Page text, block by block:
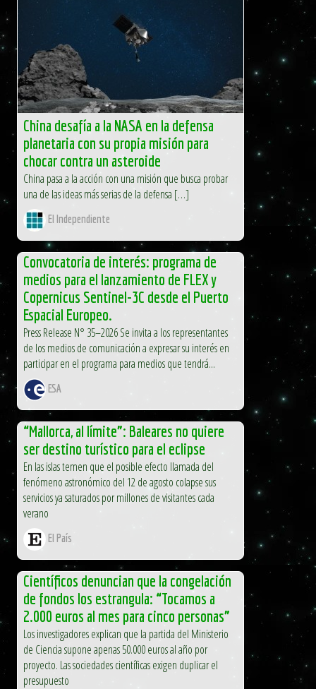
vivir un eclipse solar total. El próximo 12 de agosto,
millones de personas en toda Europa mirarán al cielo
ESA
China desafía a la NASA en la defensa
planetaria con su propia misión para
chocar contra un asteroide
China pasa a la acción con una misión que busca probar
una de las ideas más serias de la defensa […]
El Independiente
Convocatoria de interés: programa de
medios para el lanzamiento de FLEX y
Copernicus Sentinel-3C desde el Puerto
Espacial Europeo.
Press Release N° 35–2026 Se invita a los representantes
de los medios de comunicación a expresar su interés en
participar en el programa para medios que tendrá...
ESA
“Mallorca, al límite”: Baleares no quiere
ser destino turístico para el eclipse
En las islas temen que el posible efecto llamada del
fenómeno astronómico del 12 de agosto colapse sus
servicios ya saturados por millones de visitantes cada
verano
El País
Científicos denuncian que la congelación
de fondos los estrangula: “Tocamos a
2.000 euros al mes para cinco personas”
Los investigadores explican que la partida del Ministerio
de Ciencia supone apenas 50.000 euros al año por
proyecto. Las sociedades científicas exigen duplicar el
presupuesto